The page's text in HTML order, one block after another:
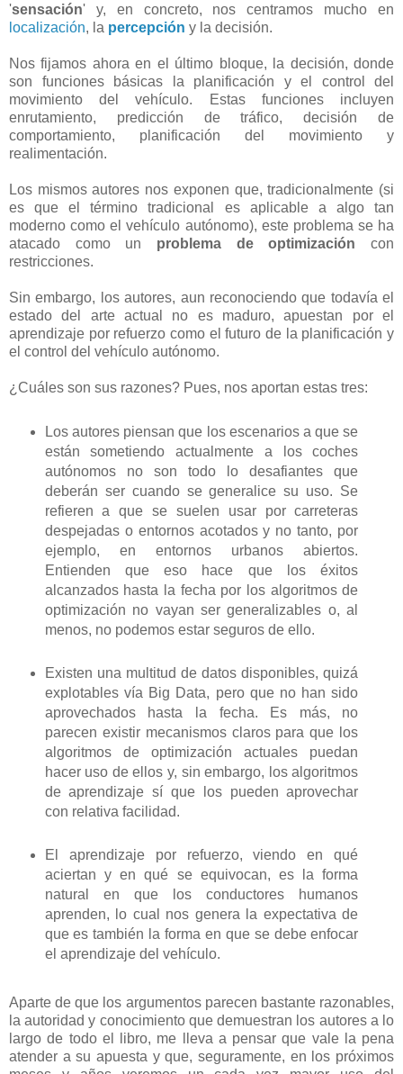
'sensación' y, en concreto, nos centramos mucho en
localización, la percepción y la decisión.
Nos fijamos ahora en el último bloque, la decisión, donde
son funciones básicas la planificación y el control del
movimiento del vehículo. Estas funciones incluyen
enrutamiento, predicción de tráfico, decisión de
comportamiento, planificación del movimiento y
realimentación.
Los mismos autores nos exponen que, tradicionalmente (si
es que el término tradicional es aplicable a algo tan
moderno como el vehículo autónomo), este problema se ha
atacado como un problema de optimización con
restricciones.
Sin embargo, los autores, aun reconociendo que todavía el
estado del arte actual no es maduro, apuestan por el
aprendizaje por refuerzo como el futuro de la planificación y
el control del vehículo autónomo.
¿Cuáles son sus razones? Pues, nos aportan estas tres:
Los autores piensan que los escenarios a que se
están sometiendo actualmente a los coches
autónomos no son todo lo desafiantes que
deberán ser cuando se generalice su uso. Se
refieren a que se suelen usar por carreteras
despejadas o entornos acotados y no tanto, por
ejemplo, en entornos urbanos abiertos.
Entienden que eso hace que los éxitos
alcanzados hasta la fecha por los algoritmos de
optimización no vayan ser generalizables o, al
menos, no podemos estar seguros de ello.
Existen una multitud de datos disponibles, quizá
explotables vía Big Data, pero que no han sido
aprovechados hasta la fecha. Es más, no
parecen existir mecanismos claros para que los
algoritmos de optimización actuales puedan
hacer uso de ellos y, sin embargo, los algoritmos
de aprendizaje sí que los pueden aprovechar
con relativa facilidad.
El aprendizaje por refuerzo, viendo en qué
aciertan y en qué se equivocan, es la forma
natural en que los conductores humanos
aprenden, lo cual nos genera la expectativa de
que es también la forma en que se debe enfocar
el aprendizaje del vehículo.
Aparte de que los argumentos parecen bastante razonables,
la autoridad y conocimiento que demuestran los autores a lo
largo de todo el libro, me lleva a pensar que vale la pena
atender a su apuesta y que, seguramente, en los próximos